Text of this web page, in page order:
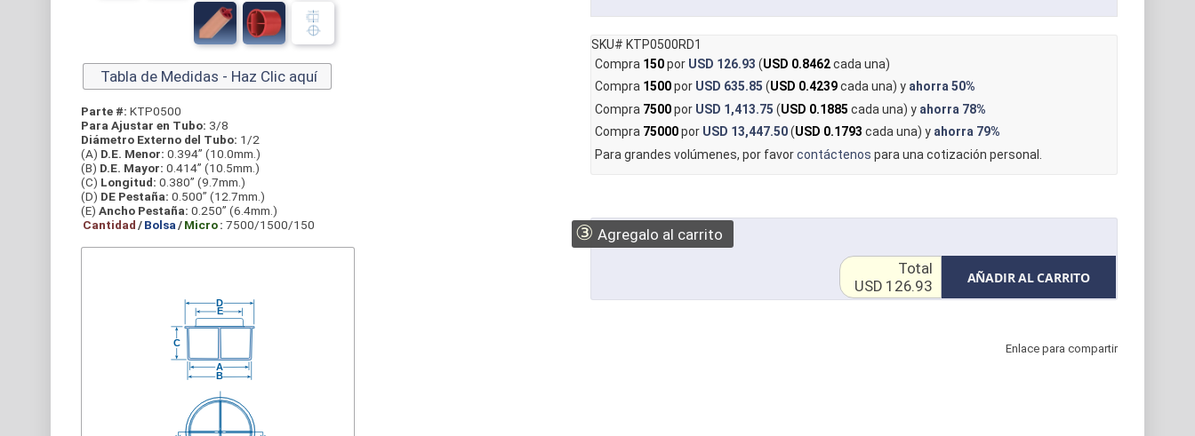
SKU# KTP0500RD1
Compra 150por USD 126.93 (USD 0.8462cada una)
Compra 1500por USD 635.85 (USD 0.4239cada una) y ahorra50%
Compra 7500por USD 1,413.75 (USD 0.1885 cada una) y ahorra 78%
Compra 75000por USD 13,447.50(USD 0.1793 cada una) y ahorra 79%
Para grandes volúmenes, por favorcontáctenos para una cotización personal.
③ Agregalo al carrito
AÑADIR AL CARRITO
Total
USD 126.93
Enlace para compartir
Tabla de Medidas - Haz Clic aquí
Parte #: KTP0500
Para Ajustar en Tubo: 3/8
Diámetro Externo del Tubo: 1/2
(A) D.E. Menor: 0.394” (10.0mm.)
(B) D.E. Mayor: 0.414” (10.5mm.)
(C) Longitud: 0.380” (9.7mm.)
(D) DE Pestaña: 0.500” (12.7mm.)
(E) Ancho Pestaña: 0.250” (6.4mm.)
Cantidad/Bolsa/Micro: 7500/1500/150